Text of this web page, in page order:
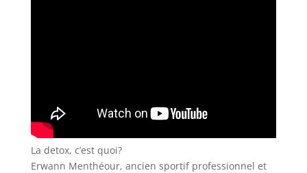
La detox, c’est quoi?
Erwann Menthéour, ancien sportif professionnel et